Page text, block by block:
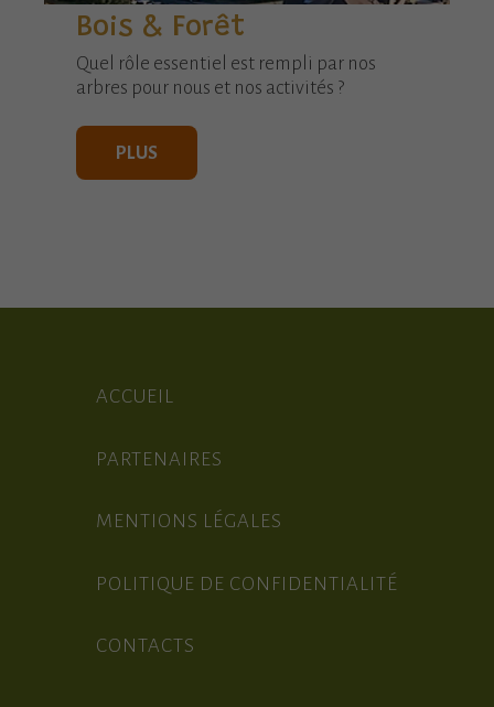
Bois & Forêt
Quel rôle essentiel est rempli par nos
arbres pour nous et nos activités ?
PLUS
ACCUEIL
PARTENAIRES
MENTIONS LÉGALES
POLITIQUE DE CONFIDENTIALITÉ
CONTACTS